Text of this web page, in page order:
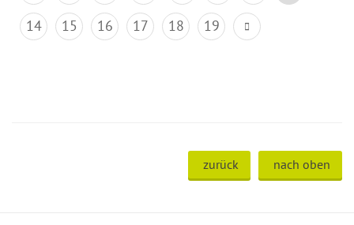
14
15 16 17 18 19
zurück nach oben